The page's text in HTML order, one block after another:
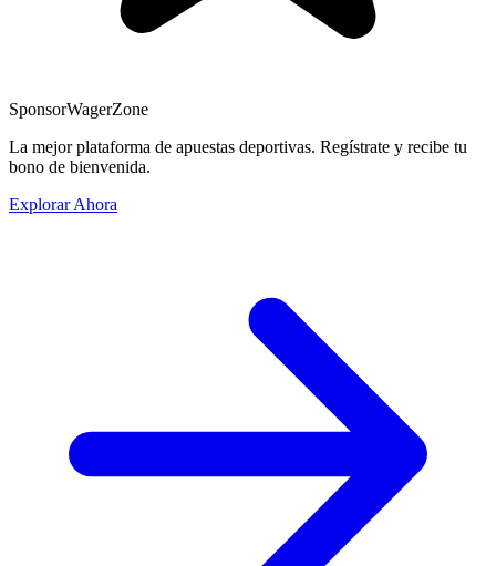
SponsorWagerZone
La mejor plataforma de apuestas deportivas. Regístrate y recibe tu
bono de bienvenida.
Explorar Ahora